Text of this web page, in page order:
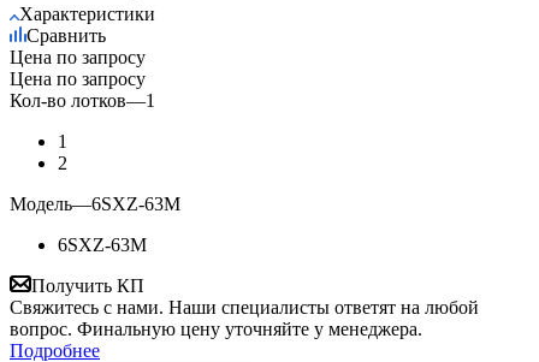
Характеристики
Сравнить
Цена по запросу
Цена по запросу
Кол-во лотков—1
1
2
Модель—6SXZ-63М
6SXZ-63М
Получить КП
Свяжитесь с нами. Наши специалисты ответят на любой
вопрос. Финальную цену уточняйте у менеджера.
Подробнее